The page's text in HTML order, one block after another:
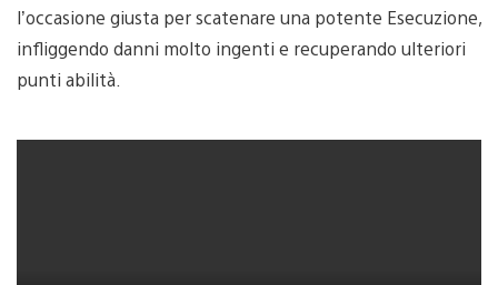
l’occasione giusta per scatenare una potente Esecuzione,
infliggendo danni molto ingenti e recuperando ulteriori
punti abilità.